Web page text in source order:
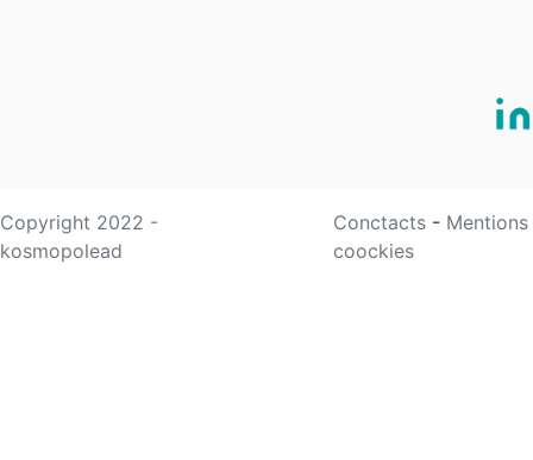
Copyright 2022 -
kosmopolead
Conctacts -
coockies